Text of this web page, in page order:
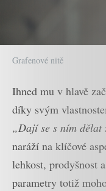
Grafenové nitě
Ihned mu v hlavě
díky svým
„Dají se s ním dělat
naráží na klíčové
lehkost, prodyšnost
parametry totiž